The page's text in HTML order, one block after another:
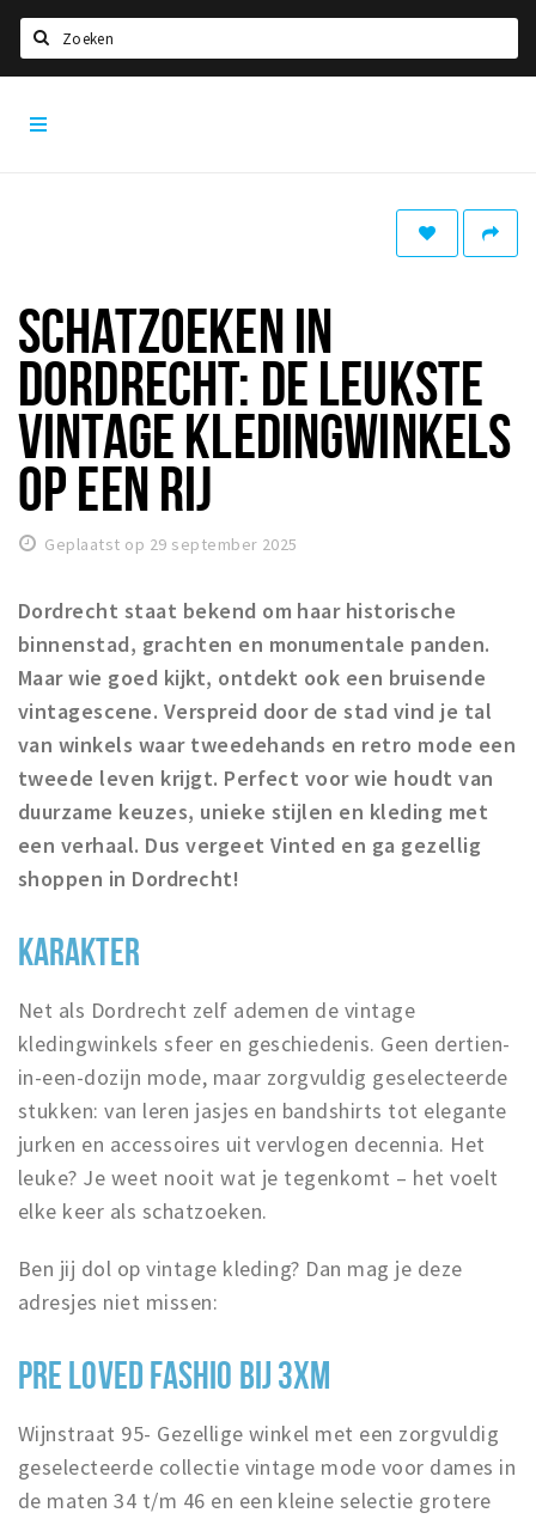
Home
Leuke tips & trends
Interviews
Eten
Drinken
Slapen
Recreatief
Winkels
Winkelgebieden
Parkeren
Bezienswaardigheden
Musea, theaters & podia
Uitjes & activiteiten
Toeristische routes
Natuur
Inloggen
SCHATZOEKEN IN
DORDRECHT: DE LEUKSTE
VINTAGE KLEDINGWINKELS
OP EEN RIJ
Geplaatst op 29 september 2025
Dordrecht staat bekend om haar historische
binnenstad, grachten en monumentale panden.
Maar wie goed kijkt, ontdekt ook een bruisende
vintagescene. Verspreid door de stad vind je tal
van winkels waar tweedehands en retro mode een
tweede leven krijgt. Perfect voor wie houdt van
duurzame keuzes, unieke stijlen en kleding met
een verhaal. Dus vergeet Vinted en ga gezellig
shoppen in Dordrecht!
KARAKTER
Net als Dordrecht zelf ademen de vintage
kledingwinkels sfeer en geschiedenis. Geen dertien-
in-een-dozijn mode, maar zorgvuldig geselecteerde
stukken: van leren jasjes en bandshirts tot elegante
jurken en accessoires uit vervlogen decennia. Het
leuke? Je weet nooit wat je tegenkomt – het voelt
elke keer als schatzoeken.
Ben jij dol op vintage kleding? Dan mag je deze
adresjes niet missen:
PRE LOVED FASHIO BIJ 3XM
Wijnstraat 95- Gezellige winkel met een zorgvuldig
geselecteerde collectie vintage mode voor dames in
de maten 34 t/m 46 en een kleine selectie grotere